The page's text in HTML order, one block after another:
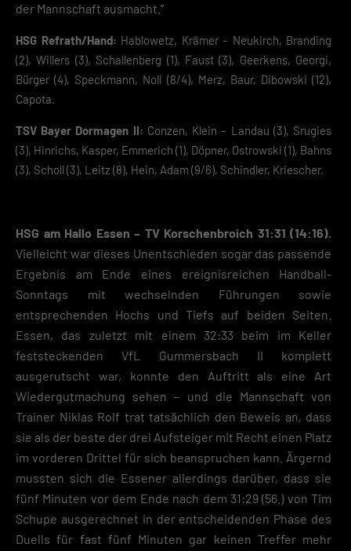
der Mannschaft ausmacht.“
HSG Refrath/Hand: Hablowetz, Krämer – Neukirch, Branding
(2), Willers (3), Schallenberg (1), Faust (3), Geerkens, Georgi,
Bürger (4), Speckmann, Noll (8/4), Merz, Baur, Dibowski (12),
Capota.
TSV Bayer Dormagen II: Conzen, Klein – Landau (3), Srugies
(3), Hinrichs, Kasper, Emmerich (1), Döpner, Ostrowski (1), Bahns
(3), Scholl (3), Leitz (8), Hein, Adam (9/6), Schindler, Kriescher.
HSG am Hallo Essen – TV Korschenbroich 31:31 (14:16).
Vielleicht war dieses Unentschieden sogar das passende
Ergebnis am Ende eines ereignisreichen Handball-
Sonntags mit wechselnden Führungen sowie
entsprechenden Hochs und Tiefs auf beiden Seiten.
Essen, das zuletzt mit einem 32:33 beim im Keller
feststeckenden VfL Gummersbach II komplett
ausgerutscht war, konnte den Auftritt als eine Art
Wiedergutmachung sehen – und die Mannschaft von
Trainer Niklas Rolf trat tatsächlich den Beweis an, dass
sie als der beste der drei Aufsteiger mit Recht einen Platz
im vorderen Drittel für sich beanspruchen kann. Ärgernd
mussten sich die Essener allerdings darüber, dass sie
fünf Minuten vor dem Ende nach dem 31:29 (56.) von Tim
Schupe ausgerechnet in der entscheidenden Phase des
Duells für fast fünf Minuten gar keinen Treffer mehr